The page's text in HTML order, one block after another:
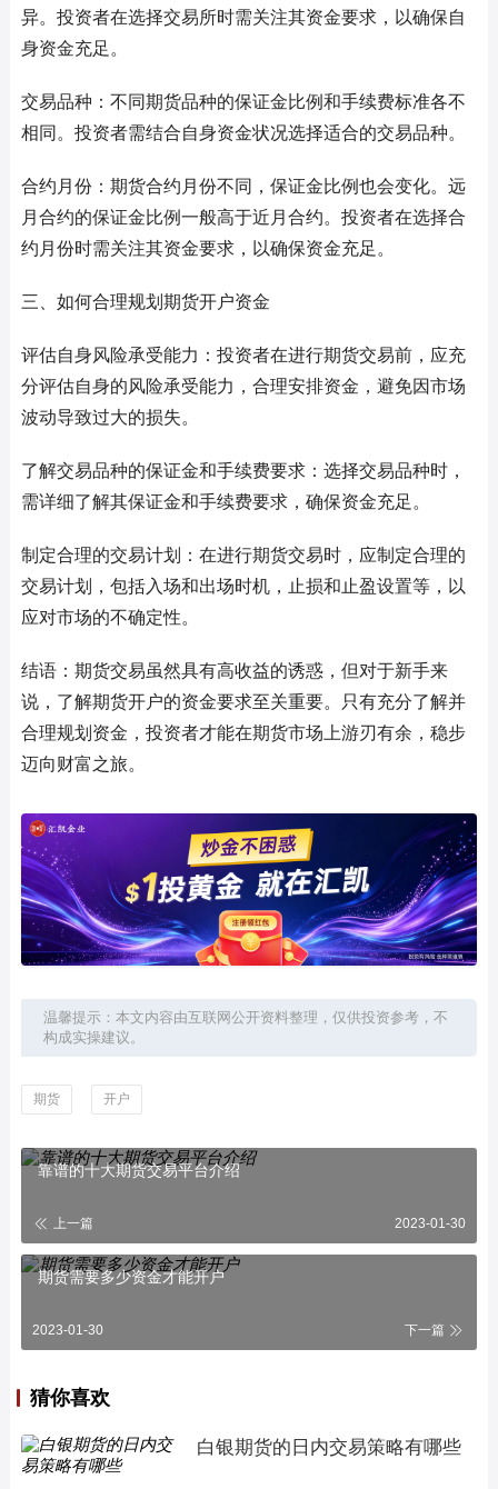
异。投资者在选择交易所时需关注其资金要求，以确保自
身资金充足。
交易品种：不同期货品种的保证金比例和手续费标准各不
相同。投资者需结合自身资金状况选择适合的交易品种。
合约月份：期货合约月份不同，保证金比例也会变化。远
月合约的保证金比例一般高于近月合约。投资者在选择合
约月份时需关注其资金要求，以确保资金充足。
三、如何合理规划期货开户资金
评估自身风险承受能力：投资者在进行期货交易前，应充
分评估自身的风险承受能力，合理安排资金，避免因市场
波动导致过大的损失。
了解交易品种的保证金和手续费要求：选择交易品种时，
需详细了解其保证金和手续费要求，确保资金充足。
制定合理的交易计划：在进行期货交易时，应制定合理的
交易计划，包括入场和出场时机，止损和止盈设置等，以
应对市场的不确定性。
结语：期货交易虽然具有高收益的诱惑，但对于新手来
说，了解期货开户的资金要求至关重要。只有充分了解并
合理规划资金，投资者才能在期货市场上游刃有余，稳步
迈向财富之旅。
温馨提示：本文内容由互联网公开资料整理，仅供投资参考，不
构成实操建议。
期货 开户
靠谱的十大期货交易平台介绍
上一篇 2023-01-30
期货需要多少资金才能开户
2023-01-30 下一篇
猜你喜欢
白银期货的日内交易策略有哪些